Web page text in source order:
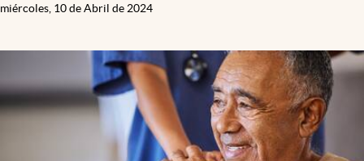
miércoles, 10 de Abril de 2024